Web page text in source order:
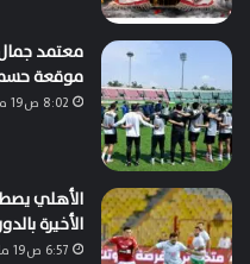
معتمد جمال
موقعة حسم
8:02 ص19 مايو، 2026
الأهلي
الأخيرة
6:57 ص19 مايو، 2026